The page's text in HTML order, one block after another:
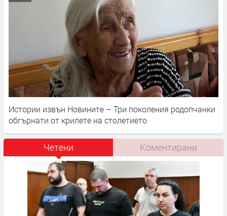
Истории извън Новините – Три поколения родопчанки
обгърнати от крилете на столетието
Четени Коментирани